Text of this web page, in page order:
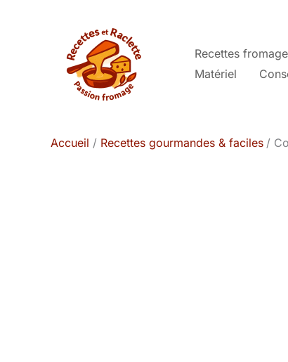
Recettes fromage
Matériel
Accueil Recettes gourmandes & faciles